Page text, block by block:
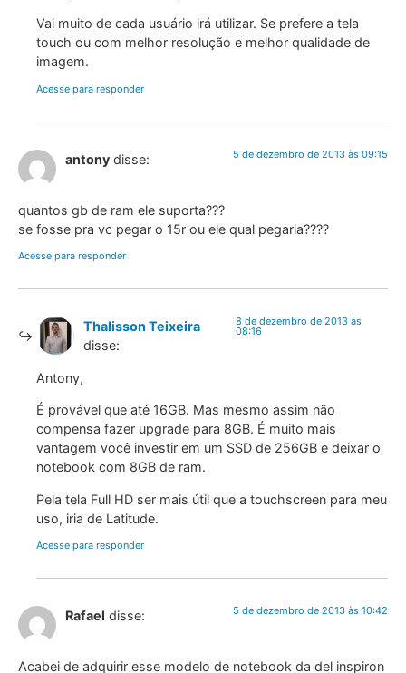
Vai muito de cada usuário irá utilizar. Se prefere a tela
touch ou com melhor resolução e melhor qualidade de
imagem.
Acesse para responder
antony disse: 5 de dezembro de 2013 às 09:15
quantos gb de ram ele suporta???
se fosse pra vc pegar o 15r ou ele qual pegaria????
Acesse para responder
Thalisson Teixeira
disse:
8 de dezembro de 2013 às
08:16
Antony,
É provável que até 16GB. Mas mesmo assim não
compensa fazer upgrade para 8GB. É muito mais
vantagem você investir em um SSD de 256GB e deixar o
notebook com 8GB de ram.
Pela tela Full HD ser mais útil que a touchscreen para meu
uso, iria de Latitude.
Acesse para responder
Rafael disse: 5 de dezembro de 2013 às 10:42
Acabei de adquirir esse modelo de notebook da del inspiron